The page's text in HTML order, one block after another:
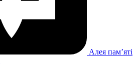
Алея памʼяті